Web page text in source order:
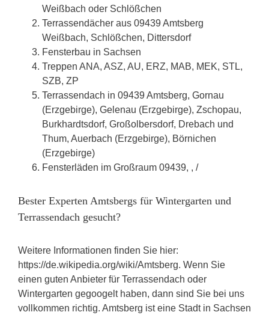
Weißbach oder Schlößchen
Terrassendächer aus 09439 Amtsberg
Weißbach, Schlößchen, Dittersdorf
Fensterbau in Sachsen
Treppen ANA, ASZ, AU, ERZ, MAB, MEK, STL,
SZB, ZP
Terrassendach in 09439 Amtsberg, Gornau
(Erzgebirge), Gelenau (Erzgebirge), Zschopau,
Burkhardtsdorf, Großolbersdorf, Drebach und
Thum, Auerbach (Erzgebirge), Börnichen
(Erzgebirge)
Fensterläden im Großraum 09439, , /
Bester Experten Amtsbergs für Wintergarten und
Terrassendach gesucht?
Weitere Informationen finden Sie hier:
https://de.wikipedia.org/wiki/Amtsberg. Wenn Sie
einen guten Anbieter für Terrassendach oder
Wintergarten gegoogelt haben, dann sind Sie bei uns
vollkommen richtig. Amtsberg ist eine Stadt in Sachsen